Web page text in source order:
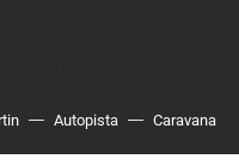
Autopista Caravana